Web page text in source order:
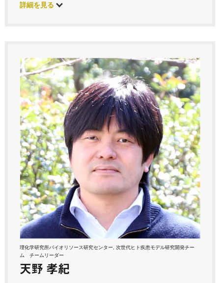
詳細を見る
理化学研究所バイオリソース研究センター, 次世代ヒト疾患モデル研究開発チー
ム チームリーダー
天野 孝紀